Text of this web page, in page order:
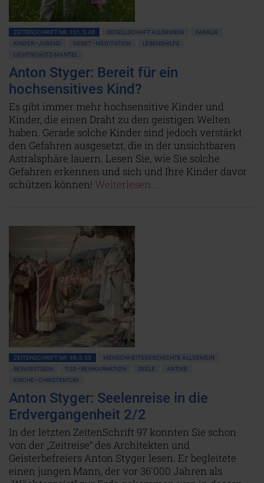
ZEITENSCHRIFT NR. 101, S.48 GESELLSCHAFT ALLGEMEIN
FAMILIE
KINDER • JUGEND
GEBET • MEDITATION
LEBENSHILFE
LICHTSCHUTZ-MANTEL
Anton Styger: Bereit für ein
hochsensitives Kind?
Es gibt immer mehr hochsensitive Kinder und
Kinder, die einen Draht zu den geistigen Welten
haben. Gerade solche Kinder sind jedoch verstärkt
den Gefahren ausgesetzt, die in der unsichtbaren
Astralsphäre lauern. Lesen Sie, wie Sie solche
Gefahren erkennen und sich und Ihre Kinder davor
schützen können! Weiterlesen...
ZEITENSCHRIFT NR. 98, S.53
MENSCHHEITSGESCHICHTE ALLGEMEIN
BEWUSSTSEIN
TOD • REINKARNATION SEELE
ANTIKE
KIRCHE • CHRISTENTUM
Anton Styger: Seelenreise in die
Erdvergangenheit 2/2
In der letzten ZeitenSchrift 97 konnten Sie schon
von der „Zeitreise“ des Architekten und
Geisterbefreiers Anton Styger lesen. Er begleitete
einen jungen Mann, der vor 36'000 Jahren als